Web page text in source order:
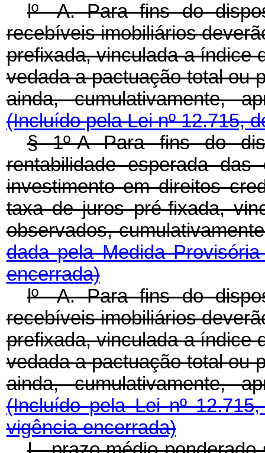
lº -A. Para fins do
recebíveis imobiliários
prefixada, vinculada a índice
vedada a pactuação total ou
ainda, cumulativamente,
(Incluído pela Lei nº 12.715,
§ 1º-A Para fins do
rentabilidade esperada
investimento em direitos
taxa de juros pré-fixada,
observados,
dada pela Medida
encerrada)
lº -A. Para fins do
recebíveis imobiliários
prefixada, vinculada a índice
vedada a pactuação total ou
ainda, cumulativamente,
(Incluído pela Lei nº
vigência encerrada)